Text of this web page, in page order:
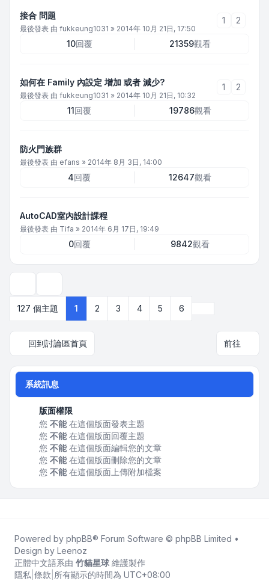
接合 問題
最後發表 由 fukkeung1031 » 2014年 10月 21日, 17:50
1 2
10回覆 21359觀看
如何在 Family 內設定 增加 或者 減少?
最後發表 由 fukkeung1031 » 2014年 10月 21日, 10:32
1 2
11回覆 19786觀看
防火門族群
最後發表 由 efans » 2014年 8月 3日, 14:00
4回覆 12647觀看
AutoCAD室內設計課程
最後發表 由 Tifa » 2014年 6月 17日, 19:49
0回覆 9842觀看
127 個主題
1 2 3 4 5 6
回到討論區首頁 前往
系統訊息
版面權限
您 不能在這個版面發表主題
您 不能在這個版面回覆主題
您 不能在這個版面編輯您的文章
您 不能在這個版面刪除您的文章
您 不能在這個版面上傳附加檔案
Powered by phpBB® Forum Software © phpBB Limited •
Design by Leenoz
正體中文語系由 竹貓星球 維護製作
隱私 條款 所有顯示的時間為 UTC+08:00